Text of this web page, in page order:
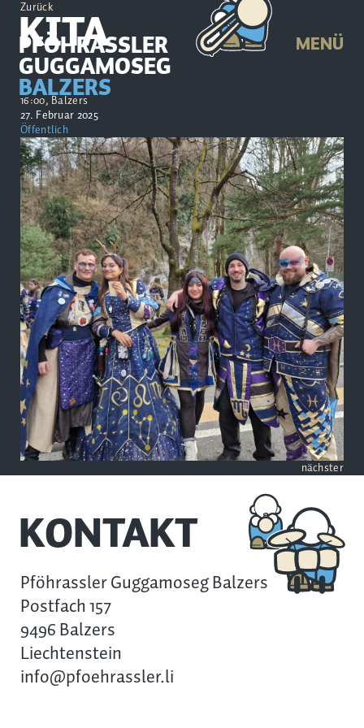
PFÖHRASSLER
GUGGAMOSEG
BALZERS
MENÜ
Zurück
KITA
16:00, Balzers
27. Februar 2025
Öffentlich
nächster
KONTAKT
Pföhrassler Guggamoseg Balzers
Postfach 157
9496 Balzers
Liechtenstein
info@pfoehrassler.li